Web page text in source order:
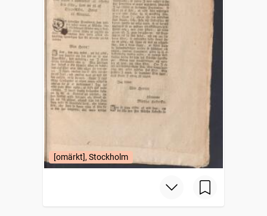
[omärkt], Stockholm